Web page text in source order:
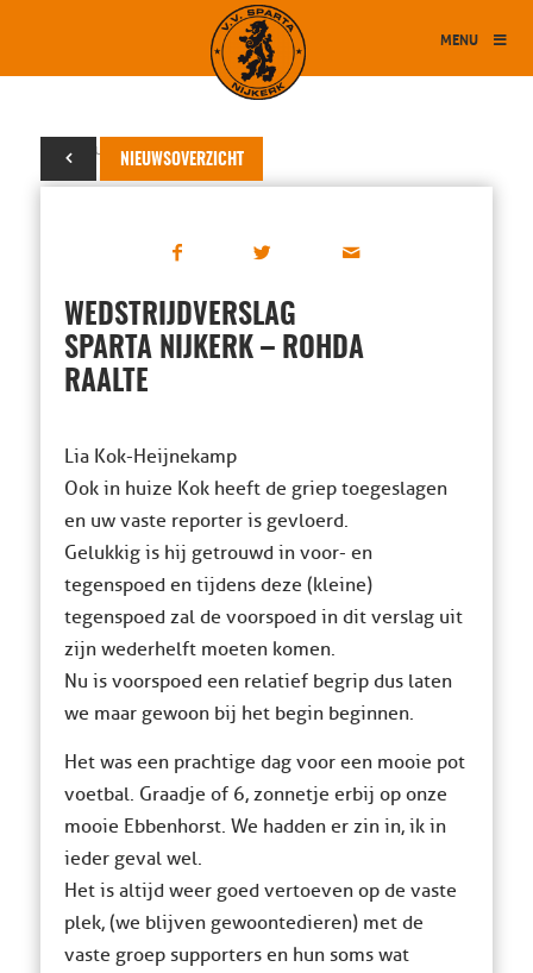
MENU
NIEUWSOVERZICHT
03 februari 2025
WEDSTRIJDVERSLAG
SPARTA NIJKERK – ROHDA
RAALTE
Lia Kok-Heijnekamp
Ook in huize Kok heeft de griep toegeslagen
en uw vaste reporter is gevloerd.
Gelukkig is hij getrouwd in voor- en
tegenspoed en tijdens deze (kleine)
tegenspoed zal de voorspoed in dit verslag uit
zijn wederhelft moeten komen.
Nu is voorspoed een relatief begrip dus laten
we maar gewoon bij het begin beginnen.
Het was een prachtige dag voor een mooie pot
voetbal. Graadje of 6, zonnetje erbij op onze
mooie Ebbenhorst. We hadden er zin in, ik in
ieder geval wel.
Het is altijd weer goed vertoeven op de vaste
plek, (we blijven gewoontedieren) met de
vaste groep supporters en hun soms wat